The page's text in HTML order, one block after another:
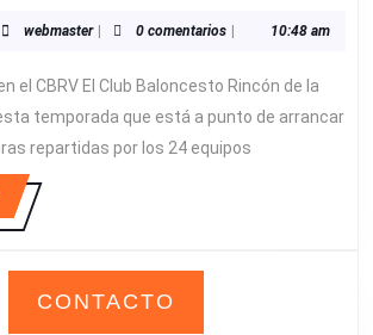
EN
PORTADA
DE
LA
2020
webmasterwebmaster
| 0 comentarios | 10:48 am
el CBRV El Club Baloncesto Rincón de la
temporada que está a punto de arrancar
repartidas por los 24 equipos
CONTACTO